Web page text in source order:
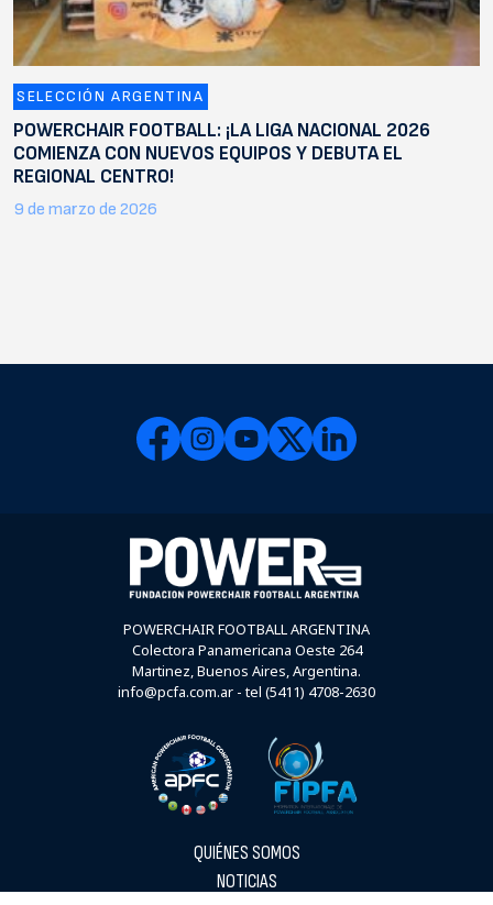
SELECCIÓN ARGENTINA
POWERCHAIR FOOTBALL: ¡LA LIGA NACIONAL 2026
COMIENZA CON NUEVOS EQUIPOS Y DEBUTA EL
REGIONAL CENTRO!
9 de marzo de 2026
POWERCHAIR FOOTBALL ARGENTINA
Colectora Panamericana Oeste 264
Martinez, Buenos Aires, Argentina.
info@pcfa.com.ar - tel (5411) 4708-2630
QUIÉNES SOMOS
NOTICIAS